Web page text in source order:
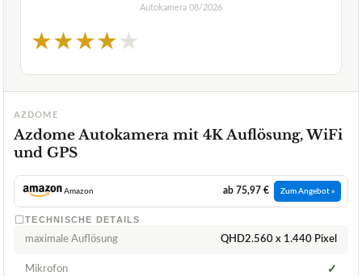
Autokamera 08/2026
★★★★★
AZDOME
Azdome Autokamera mit 4K Auflösung, WiFi
und GPS
Amazon ab 75,97 € Zum Angebot »
TECHNISCHE DETAILS
maximale Auflösung QHD2.560 x 1.440 Pixel
Mikrofon ✓